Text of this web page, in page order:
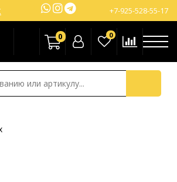
+7-925-528-55-17
0 0